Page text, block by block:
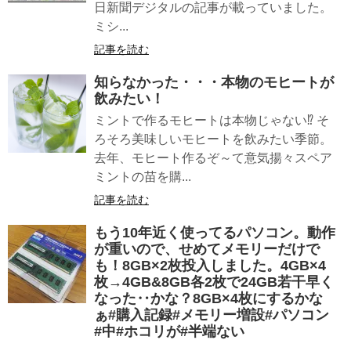
日新聞デジタルの記事が載っていました。
ミシ...
記事を読む
知らなかった・・・本物のモヒートが
飲みたい！
ミントで作るモヒートは本物じゃない⁉ そ
ろそろ美味しいモヒートを飲みたい季節。
去年、モヒート作るぞ～て意気揚々スペア
ミントの苗を購...
記事を読む
もう10年近く使ってるパソコン。動作
が重いので、せめてメモリーだけで
も！8GB×2枚投入しました。4GB×4
枚→4GB&8GB各2枚で24GB若干早く
なった‥かな？8GB×4枚にするかな
ぁ#購入記録#メモリー増設#パソコン
#中#ホコリが#半端ない